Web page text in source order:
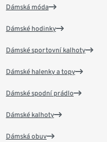
Dámská móda
Dámské hodinky
Dámské sportovní kalhoty
Dámské halenky a topy
Dámské spodní prádlo
Dámské kalhoty
Dámská obuv